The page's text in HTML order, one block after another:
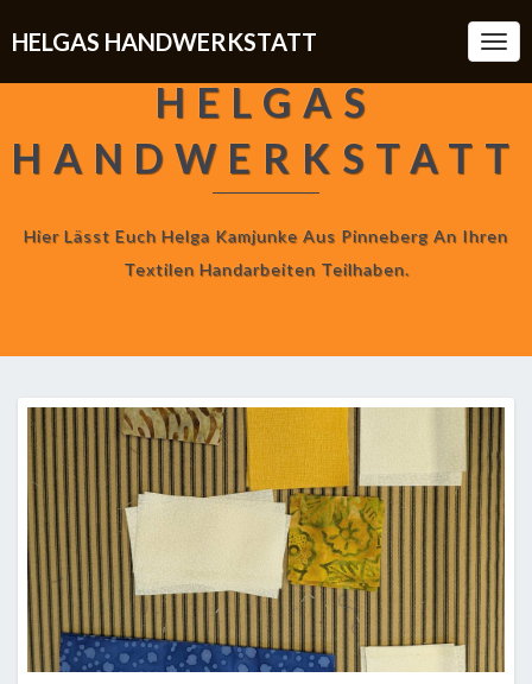
HELGAS HANDWERKSTATT
HELGAS
HANDWERKSTATT
Hier Lässt Euch Helga Kamjunke Aus Pinneberg An Ihren
Textilen Handarbeiten Teilhaben.